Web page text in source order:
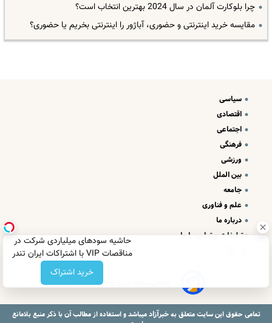
حاشیه سودهای میلیاردی شرکت در
مناقصات VIP با اشتراکات ایران تندر
خرید اشتراک
چرا بلوکارت آلمان در سال 2024 بهترین انتخاب است؟
مقایسه خرید اینترنتی و حضوری، آباژور را اینترنتی بخریم یا حضوری؟
سیاسی
اقتصادی
اجتماعی
فرهنگی
ورزشی
بین الملل
جامعه
علم و فناوری
درباره ما
تبلیغات و تماس با ما
طراحی سایت خبری و خبرگزاری آسام
تمامی حقوق این سایت متعلق بهخبرآزادمیباشد و استفاده از مطالب آن با ذکر منبع بلامانع